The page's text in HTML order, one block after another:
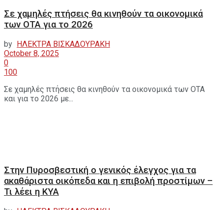
Σε χαμηλές πτήσεις θα κινηθούν τα οικονομικά
των ΟΤΑ για το 2026
by ΗΛΕΚΤΡΑ ΒΙΣΚΑΔΟΥΡΑΚΗ
October 8, 2025
0
100
Σε χαμηλές πτήσεις θα κινηθούν τα οικονομικά των ΟΤΑ
και για το 2026 με...
Στην Πυροσβεστική ο γενικός έλεγχος για τα
ακαθάριστα οικόπεδα και η επιβολή προστίμων –
Τι λέει η ΚΥΑ